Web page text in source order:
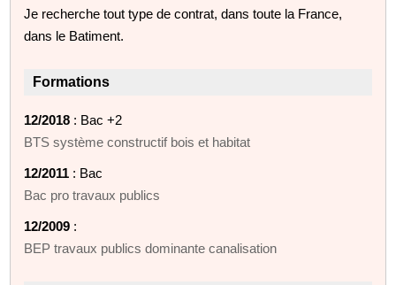
Je recherche tout type de contrat, dans toute la France,
dans le Batiment.
Formations
12/2018 : Bac +2
BTS système constructif bois et habitat
12/2011 : Bac
Bac pro travaux publics
12/2009 :
BEP travaux publics dominante canalisation